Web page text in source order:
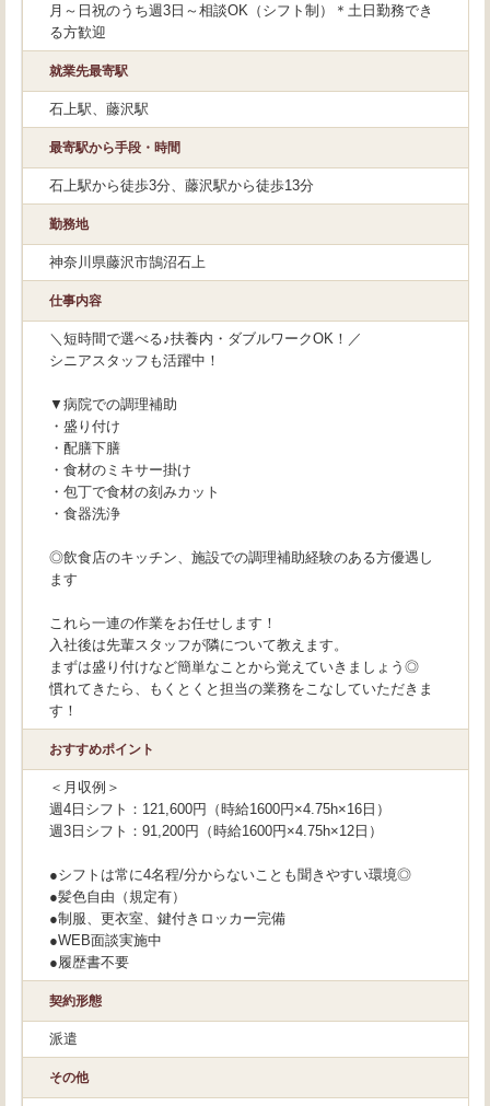
月～日祝のうち週3日～相談OK（シフト制）＊土日勤務でき
る方歓迎
就業先最寄駅
石上駅、藤沢駅
最寄駅から手段・時間
石上駅から徒歩3分、藤沢駅から徒歩13分
勤務地
神奈川県藤沢市鵠沼石上
仕事内容
＼短時間で選べる♪扶養内・ダブルワークOK！／
シニアスタッフも活躍中！
▼病院での調理補助
・盛り付け
・配膳下膳
・食材のミキサー掛け
・包丁で食材の刻みカット
・食器洗浄
◎飲食店のキッチン、施設での調理補助経験のある方優遇し
ます
これら一連の作業をお任せします！
入社後は先輩スタッフが隣について教えます。
まずは盛り付けなど簡単なことから覚えていきましょう◎
慣れてきたら、もくとくと担当の業務をこなしていただきま
す！
おすすめポイント
＜月収例＞
週4日シフト：121,600円（時給1600円×4.75h×16日）
週3日シフト：91,200円（時給1600円×4.75h×12日）
●シフトは常に4名程/分からないことも聞きやすい環境◎
●髪色自由（規定有）
●制服、更衣室、鍵付きロッカー完備
●WEB面談実施中
●履歴書不要
契約形態
派遣
その他